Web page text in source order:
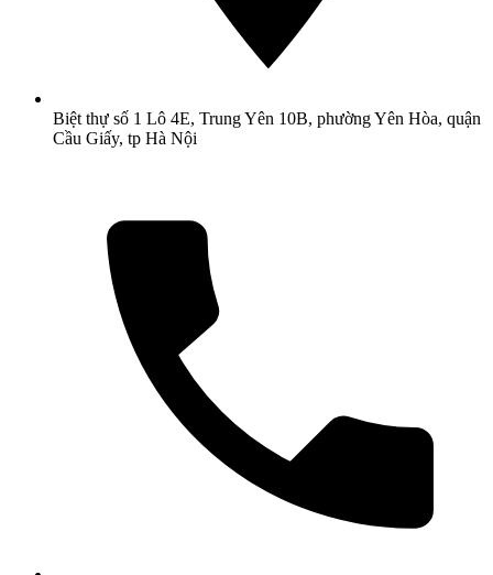
Biệt thự số 1 Lô 4E, Trung Yên 10B, phường Yên Hòa, quận
Cầu Giấy, tp Hà Nội